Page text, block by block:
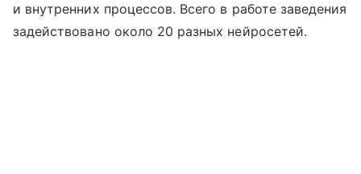
и внутренних процессов. Всего в работе заведения
задействовано около 20 разных нейросетей.